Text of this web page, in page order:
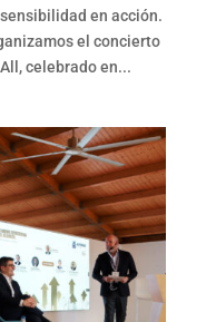
en acción.
el concierto
celebrado en...